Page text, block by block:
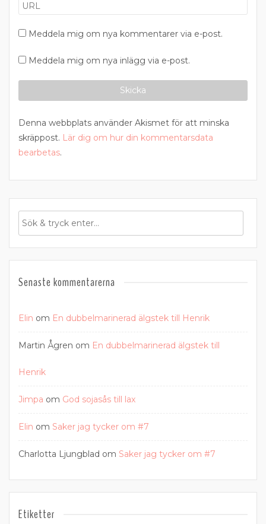
Meddela mig om nya kommentarer via e-post.
Meddela mig om nya inlägg via e-post.
Denna webbplats använder Akismet för att minska
skräppost. Lär dig om hur din kommentarsdata
bearbetas.
Senaste kommentarerna
Elin om En dubbelmarinerad älgstek till Henrik
Martin Ågren om En dubbelmarinerad älgstek till
Henrik
Jimpa om God sojasås till lax
Elin om Saker jag tycker om #7
Charlotta Ljungblad om Saker jag tycker om #7
Etiketter